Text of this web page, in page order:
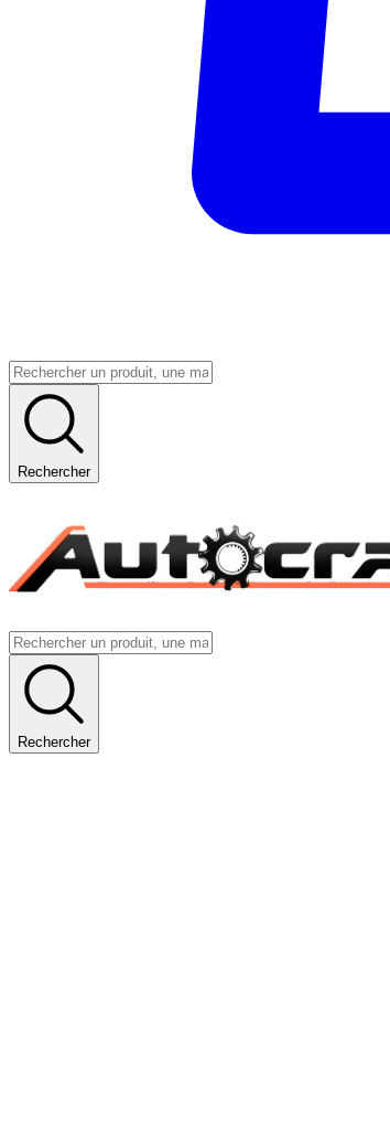
Rechercher
Rechercher